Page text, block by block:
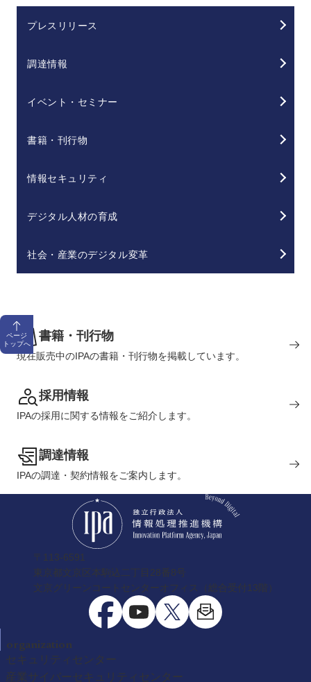
プレスリリース
調達情報
イベント・セミナー
書籍・刊行物
情報セキュリティ
デジタル人材の育成
社会・産業のデジタル変革
ページ
トップへ
書籍・刊行物
現在販売中のIPAの書籍・刊行物を掲載しています。
採用情報
IPAの採用に関する情報をご紹介します。
調達情報
IPAの調達・契約情報をご案内します。
〒113-6591
東京都文京区本駒込二丁目28番8号
文京グリーンコートセンターオフィス（総合受付13階）
organization
セキュリティセンター
産業サイバーセキュリティセンター